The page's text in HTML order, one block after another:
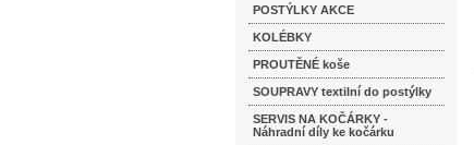
POSTÝLKY AKCE
KOLÉBKY
PROUTĚNÉ koše
SOUPRAVY textilní do postýlky
SERVIS NA KOČÁRKY -
Náhradní díly ke kočárku